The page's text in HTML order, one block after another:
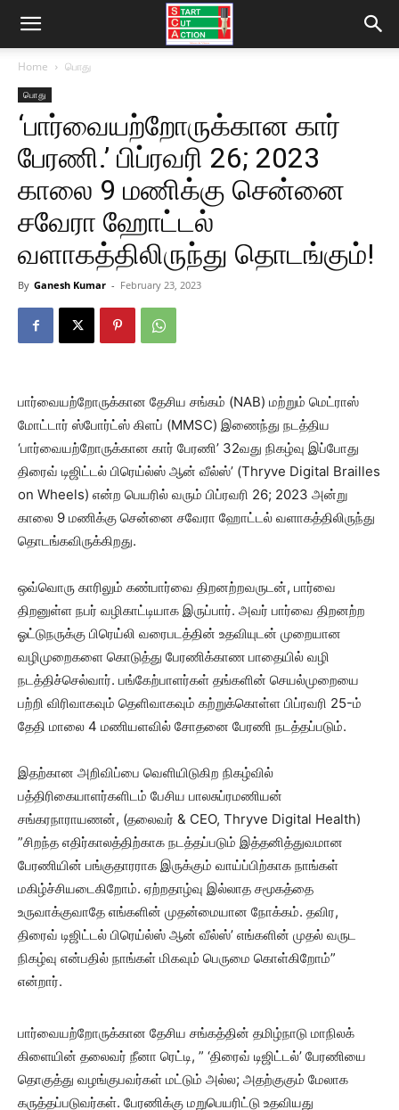
Home பொது
பொது
‘பார்வையற்றோருக்கான கார்
பேரணி.’ பிப்ரவரி 26; 2023
காலை 9 மணிக்கு சென்னை
சவேரா ஹோட்டல்
வளாகத்திலிருந்து தொடங்கும்!
By Ganesh Kumar - February 23, 2023
பார்வையற்றோருக்கான தேசிய சங்கம் (NAB) மற்றும் மெட்ராஸ்
மோட்டார் ஸ்போர்ட்ஸ் கிளப் (MMSC) இணைந்து நடத்திய
‘பார்வையற்றோருக்கான கார் பேரணி’ 32வது நிகழ்வு இப்போது
திரைவ் டிஜிட்டல் பிரெய்ல்ஸ் ஆன் வீல்ஸ்’ (Thryve Digital Brailles
on Wheels) என்ற பெயரில் வரும் பிப்ரவரி 26; 2023 அன்று
காலை 9 மணிக்கு சென்னை சவேரா ஹோட்டல் வளாகத்திலிருந்து
தொடங்கவிருக்கிறது.
ஒவ்வொரு காரிலும் கண்பார்வை திறனற்றவருடன், பார்வை
திறனுள்ள நபர் வழிகாட்டியாக இருப்பார். அவர் பார்வை திறனற்ற
ஓட்டுநருக்கு பிரெய்லி வரைபடத்தின் உதவியுடன் முறையான
வழிமுறைகளை கொடுத்து பேரணிக்காண பாதையில் வழி
நடத்திச்செல்வார். பங்கேற்பாளர்கள் தங்களின் செயல்முறையை
பற்றி விரிவாகவும் தெளிவாகவும் கற்றுக்கொள்ள பிப்ரவரி 25-ம்
தேதி மாலை 4 மணியளவில் சோதனை பேரணி நடத்தப்படும்.
இதற்கான அறிவிப்பை வெளியிடுகிற நிகழ்வில்
பத்திரிகையாளர்களிடம் பேசிய பாலசுப்ரமணியன்
சங்கரநாராயணன், (தலைவர் & CEO, Thryve Digital Health)
”சிறந்த எதிர்காலத்திற்காக நடத்தப்படும் இத்தனித்துவமான
பேரணியின் பங்குதாரராக இருக்கும் வாய்ப்பிற்காக நாங்கள்
மகிழ்ச்சியடைகிறோம். ஏற்றதாழ்வு இல்லாத சமூகத்தை
உருவாக்குவாதே எங்களின் முதன்மையான நோக்கம். தவிர,
திரைவ் டிஜிட்டல் பிரெய்ல்ஸ் ஆன் வீல்ஸ்’ எங்களின் முதல் வருட
நிகழ்வு என்பதில் நாங்கள் மிகவும் பெருமை கொள்கிறோம்”
என்றார்.
பார்வையற்றோருக்கான தேசிய சங்கத்தின் தமிழ்நாடு மாநிலக்
கிளையின் தலைவர் நீனா ரெட்டி, ” ‘திரைவ் டிஜிட்டல்’ பேரணியை
தொகுத்து வழங்குபவர்கள் மட்டும் அல்ல; அதற்குகும் மேலாக
கருத்தப்படுவர்கள். பேரணிக்கு மறுபெயரிட்டு உதவியது